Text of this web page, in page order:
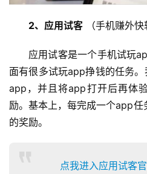
2、应用试客 （手机赚外快
应用试客是一个手机试玩
面有很多试玩app挣钱的任务
app，并且将app打开后再体
励。基本上，每完成一个app任
的奖励。
点我进入应用试客